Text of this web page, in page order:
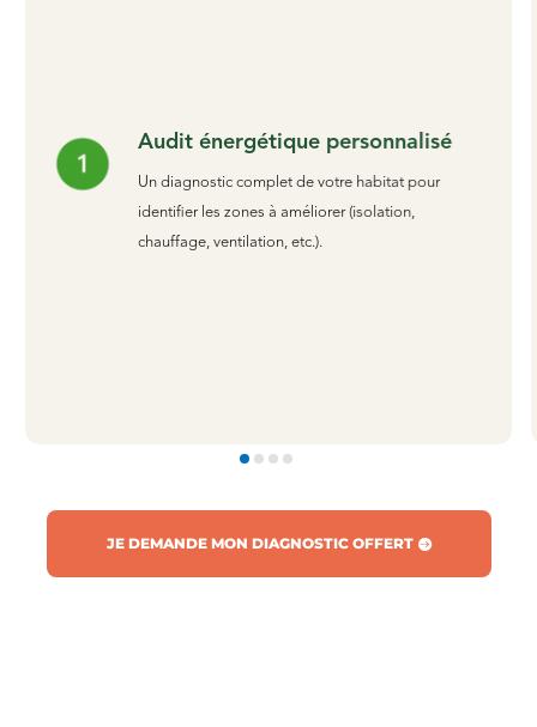
Audit énergétique personnalisé
Un diagnostic complet de votre habitat pour
identifier les zones à améliorer (isolation,
chauffage, ventilation, etc.).
JE DEMANDE MON DIAGNOSTIC OFFERT